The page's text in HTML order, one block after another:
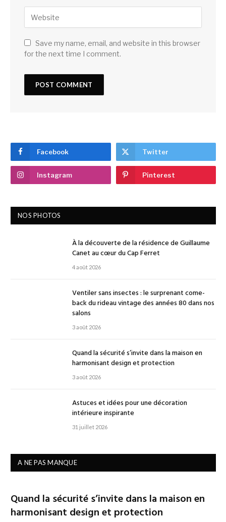
Save my name, email, and website in this browser
for the next time I comment.
Facebook Twitter
Instagram Pinterest
NOS PHOTOS
À la découverte de la résidence de Guillaume
Canet au cœur du Cap Ferret
4 août 2026
Ventiler sans insectes : le surprenant come-
back du rideau vintage des années 80 dans nos
salons
3 août 2026
Quand la sécurité s’invite dans la maison en
harmonisant design et protection
3 août 2026
Astuces et idées pour une décoration
intérieure inspirante
31 juillet 2026
A NE PAS MANQUE
Quand la sécurité s’invite dans la maison en
harmonisant design et protection